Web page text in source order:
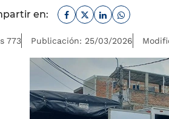
en: Facebook
TwitterLinkedinWhatsapp
773 Publicación: 25/03/2026